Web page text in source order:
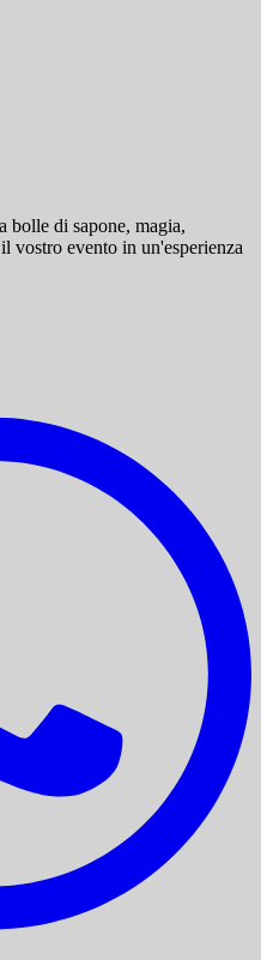
bolle di sapone, magia,
vostro evento in un'esperienza